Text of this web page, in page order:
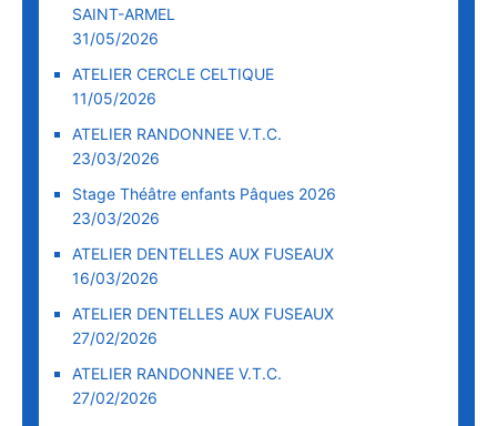
SAINT-ARMEL
31/05/2026
ATELIER CERCLE CELTIQUE
11/05/2026
ATELIER RANDONNEE V.T.C.
23/03/2026
Stage Théâtre enfants Pâques 2026
23/03/2026
ATELIER DENTELLES AUX FUSEAUX
16/03/2026
ATELIER DENTELLES AUX FUSEAUX
27/02/2026
ATELIER RANDONNEE V.T.C.
27/02/2026